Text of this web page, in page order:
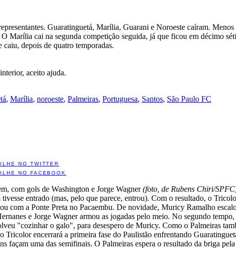
Guaratinguetá, Marília, Guarani e Noroeste caíram. Menos
Marília cai na segunda competição seguida, já que ficou em décimo
depois de quatro temporadas.
aceito ajuda.
, Marília, noroeste, Palmeiras, Portuguesa, Santos, São Paulo FC
NO TWITTER
NO FACEBOOK
com gols de Washington e Jorge Wagner(foto, de Rubens Chiri/
entrado (mas, pelo que parece, entrou). Com o resultado, o
com a Ponte Preta no Pacaembu. De novidade, Muricy Ramalho
e Jorge Wagner armou as jogadas pelo meio. No segundo
"cozinhar o galo", para desespero de Muricy. Como o Palmeiras
encerrará a primeira fase do Paulistão enfrentando
uma das semifinais. O Palmeiras espera o resultado da briga